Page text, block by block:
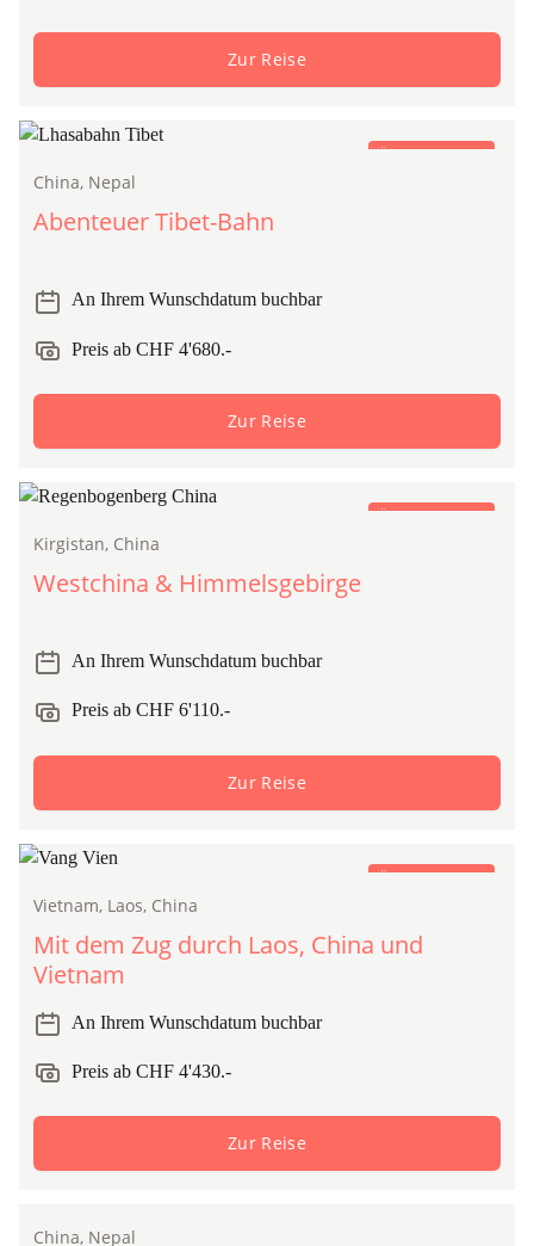
Zur Reise
Öffentlicher Zug
China, Nepal
Abenteuer Tibet-Bahn
An Ihrem Wunschdatum buchbar
Preis ab CHF 4'680.-
Zur Reise
Öffentlicher Zug
Kirgistan, China
Westchina & Himmelsgebirge
An Ihrem Wunschdatum buchbar
Preis ab CHF 6'110.-
Zur Reise
Öffentlicher Zug
Vietnam, Laos, China
Mit dem Zug durch Laos, China und
Vietnam
An Ihrem Wunschdatum buchbar
Preis ab CHF 4'430.-
Zur Reise
China, Nepal